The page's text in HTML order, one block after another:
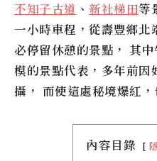
不知子古道 、 新社梯田等
一小時車程，從壽豐鄉北
必停留休憩的景點， 其中
模的景點代表，多年前因
攝， 而使這處秘境爆紅
內容目錄